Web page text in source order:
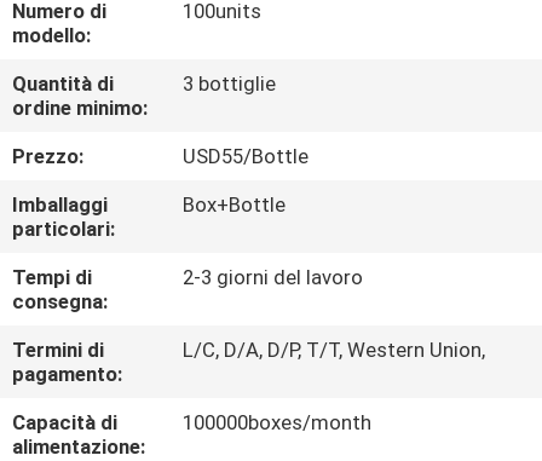
ALLA
FABBRICA
CONTROLLO
DELLA
QUALITÀ
CONTATTACI
NOTIZIE
Numero di
modello:
100units
Quantità di
ordine minimo:
3 bottiglie
Prezzo:
USD55/Bottle
Imballaggi
particolari:
Box+Bottle
Tempi di
consegna:
2-3 giorni del lavoro
Termini di
pagamento:
L/C, D/A, D/P, T/T, Western Union,
Capacità di
alimentazione:
100000boxes/month